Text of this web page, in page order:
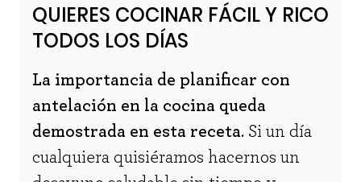
QUIERES COCINAR FÁCIL Y RICO
TODOS LOS DÍAS
La importancia de planificar con
antelación en la cocina queda
demostrada en esta receta. Si un día
cualquiera quisiéramos hacernos un